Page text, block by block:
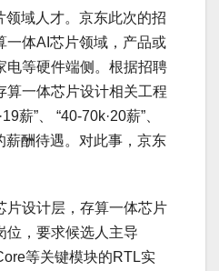
领域人才。京东此次的招
一体AI芯片领域，产品或
电等硬件端侧。根据招聘
算一体芯片设计相关工程
薪”、 “40-70k·20薪”、
薪酬待遇。对此事，京东
片设计层，存算一体芯片
位，要求候选人主导
等关键模块的RTL实